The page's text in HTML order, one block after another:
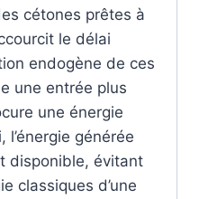
cétones prêtes à
le délai
endogène de ces
une entrée plus
une énergie
générée
disponible, évitant
classiques d’une